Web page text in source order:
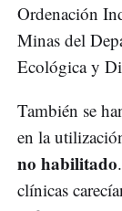
Ordenación
Minas del
Ecológica y
También se
en la
no habilitado
clínicas